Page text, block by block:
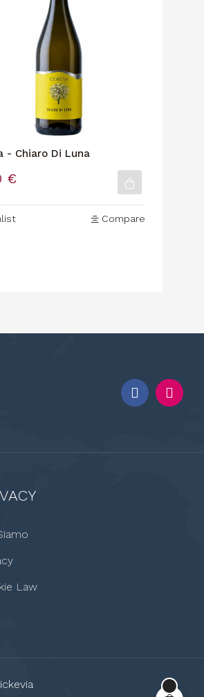
- Chiaro Di Luna
€
Compare
Law